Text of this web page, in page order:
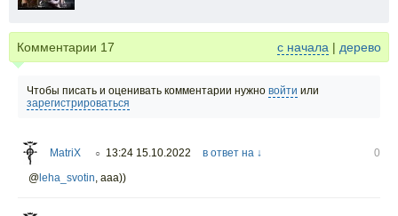
Комментарии 17 с начала | дерево
Чтобы писать и оценивать комментарии нужно войти или
зарегистрироваться
MatriX ○ 13:24 15.10.2022 в ответ на ↓
0
@leha_svotin aaa))